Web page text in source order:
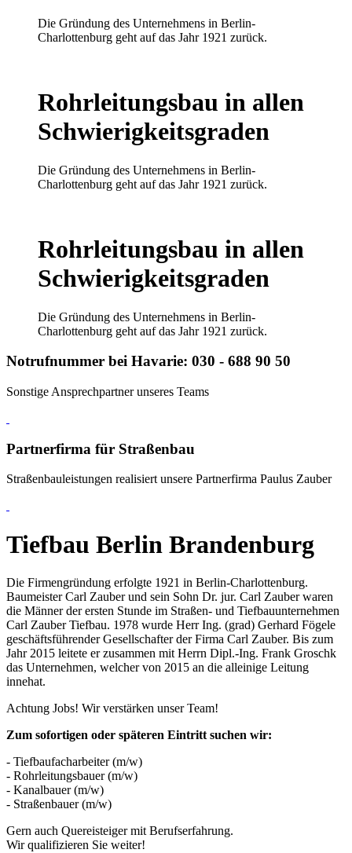
Die Gründung des Unternehmens in Berlin-
Charlottenburg geht auf das Jahr 1921 zurück.
Rohrleitungsbau in allen
Schwierigkeitsgraden
Die Gründung des Unternehmens in Berlin-
Charlottenburg geht auf das Jahr 1921 zurück.
Rohrleitungsbau in allen
Schwierigkeitsgraden
Die Gründung des Unternehmens in Berlin-
Charlottenburg geht auf das Jahr 1921 zurück.
Notrufnummer bei Havarie: 030 - 688 90 50
Sonstige Ansprechpartner unseres Teams
Partnerfirma für Straßenbau
Straßenbauleistungen realisiert unsere Partnerfirma Paulus Zauber
Tiefbau Berlin Brandenburg
Die Firmengründung erfolgte 1921 in Berlin-Charlottenburg.
Baumeister Carl Zauber und sein Sohn Dr. jur. Carl Zauber waren
die Männer der ersten Stunde im Straßen- und Tiefbauunternehmen
Carl Zauber Tiefbau. 1978 wurde Herr Ing. (grad) Gerhard Fögele
geschäftsführender Gesellschafter der Firma Carl Zauber. Bis zum
Jahr 2015 leitete er zusammen mit Herrn Dipl.-Ing. Frank Groschk
das Unternehmen, welcher von 2015 an die alleinige Leitung
innehat.
Achtung Jobs! Wir verstärken unser Team!
Zum sofortigen oder späteren Eintritt suchen wir:
- Tiefbaufacharbeiter (m/w)
- Rohrleitungsbauer (m/w)
- Kanalbauer (m/w)
- Straßenbauer (m/w)
Gern auch Quereisteiger mit Berufserfahrung.
Wir qualifizieren Sie weiter!